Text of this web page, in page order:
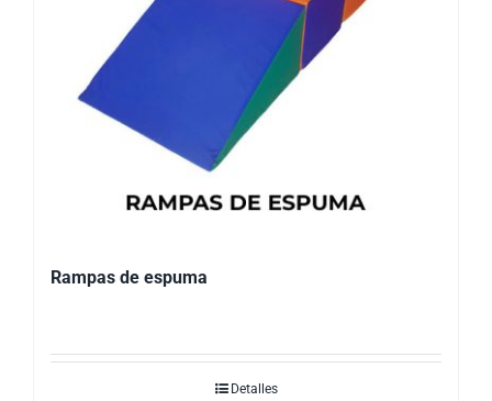
Rampas de espuma
Detalles